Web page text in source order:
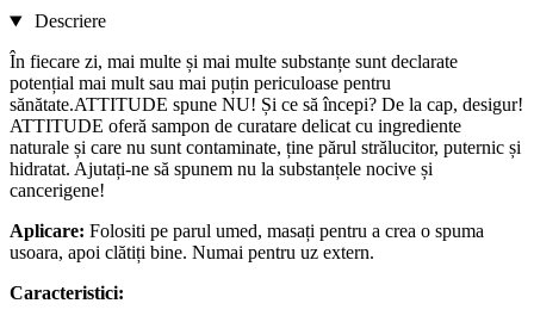
Descriere
În fiecare zi, mai multe și mai multe substanțe sunt declarate
potențial mai mult sau mai puțin periculoase pentru
sănătate.ATTITUDE spune NU! Și ce să începi? De la cap, desigur!
ATTITUDE oferă sampon de curatare delicat cu ingrediente
naturale și care nu sunt contaminate, ține părul strălucitor, puternic și
hidratat. Ajutați-ne să spunem nu la substanțele nocive și
cancerigene!
Aplicare: Folositi pe parul umed, masați pentru a crea o spuma
usoara, apoi clătiți bine. Numai pentru uz extern.
Caracteristici: